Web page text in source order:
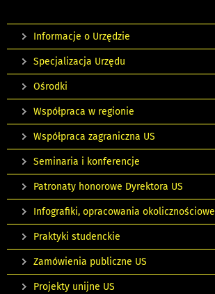
Informacje o Urzędzie
Specjalizacja Urzędu
Ośrodki
Współpraca w regionie
Współpraca zagraniczna US
Seminaria i konferencje
Patronaty honorowe Dyrektora US
Infografiki, opracowania okolicznościowe
Praktyki studenckie
Zamówienia publiczne US
Projekty unijne US